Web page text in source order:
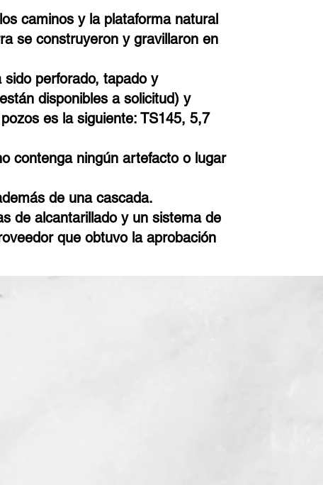
caminos y la plataforma natural
se construyeron y gravillaron en
perforado, tapado y
disponibles a solicitud) y
es la siguiente: TS145, 5,7
contenga ningún artefacto o lugar
de una cascada.
de alcantarillado y un sistema de
que obtuvo la aprobación